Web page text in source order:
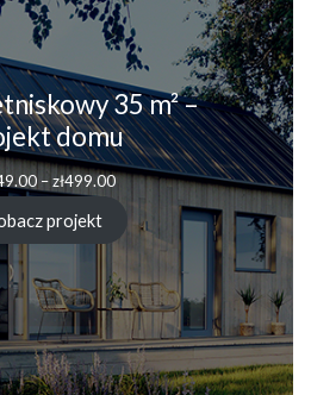
35 m² –
domu
– zł499.00Zakres
zł249.00
zł499.00
projekt